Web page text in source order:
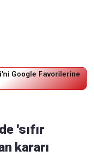
Google Favorilerine
'sıfır
kararı